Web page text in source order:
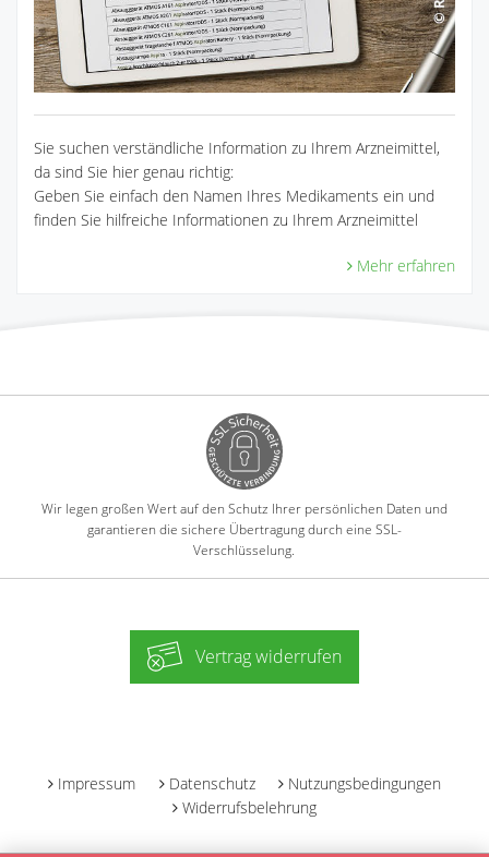
Sie suchen verständliche Information zu Ihrem Arzneimittel,
da sind Sie hier genau richtig:
Geben Sie einfach den Namen Ihres Medikaments ein und
finden Sie hilfreiche Informationen zu Ihrem Arzneimittel
Mehr erfahren
Wir legen großen Wert auf den Schutz Ihrer persönlichen Daten und
garantieren die sichere Übertragung durch eine SSL-
Verschlüsselung.
Vertrag widerrufen
Impressum Datenschutz
Nutzungsbedingungen
Widerrufsbelehrung